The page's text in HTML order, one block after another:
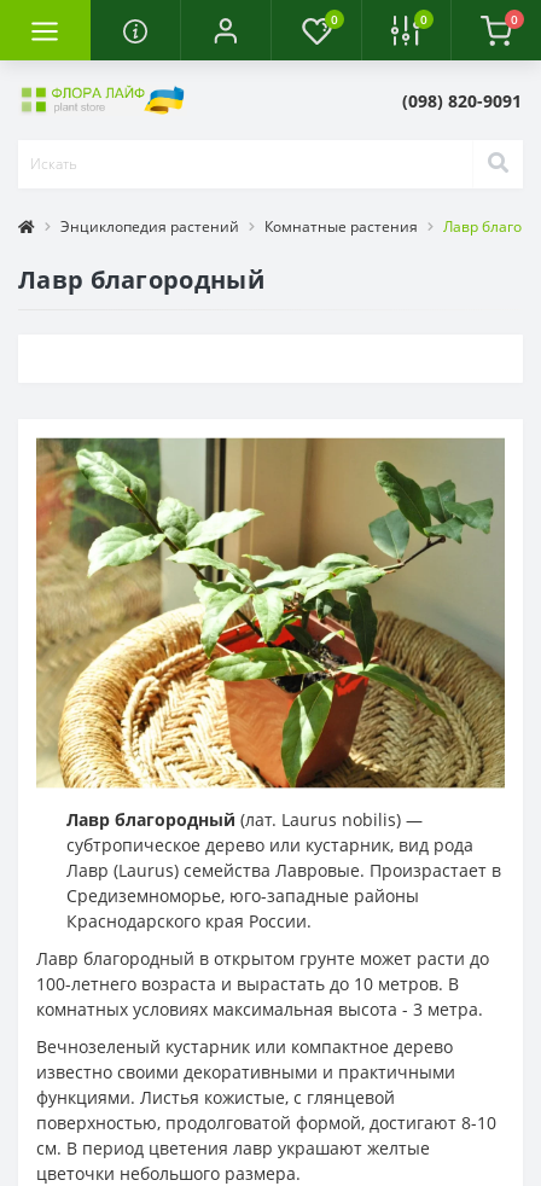
0 0 0
(098) 820-9091
Энциклопедия растений Комнатные растения Лавр
Лавр благородный
Лавр благородный (лат. Laurus nobilis) —
субтропическое дерево или кустарник, вид рода
Лавр (Laurus) семейства Лавровые. Произрастает в
Средиземноморье, юго-западные районы
Краснодарского края России.
Лавр благородный в открытом грунте может расти до
100-летнего возраста и вырастать до 10 метров. В
комнатных условиях максимальная высота - 3 метра.
Вечнозеленый кустарник или компактное дерево
известно своими декоративными и практичными
функциями. Листья кожистые, с глянцевой
поверхностью, продолговатой формой, достигают 8-10
см. В период цветения лавр украшают желтые
цветочки небольшого размера.